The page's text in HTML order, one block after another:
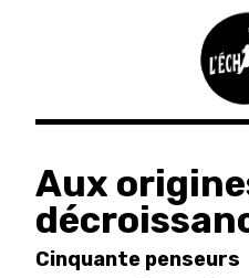
Aller
contenu
principal
Aux
Cinquante penseurs